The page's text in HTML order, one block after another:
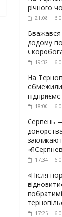
річного
21:08 |
Вважався
додому
19:32 |
На
обмежили
18:00 |
Серпень
17:34 |
«Після
17:26 |